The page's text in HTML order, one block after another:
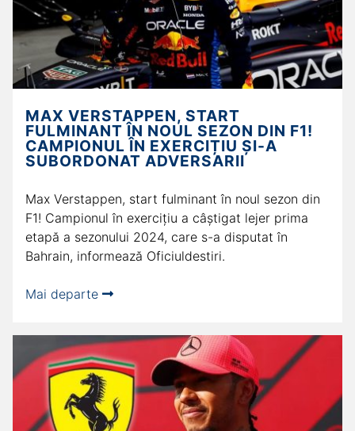
MAX VERSTAPPEN, START
FULMINANT ÎN NOUL SEZON DIN F1!
CAMPIONUL ÎN EXERCIȚIU ȘI-A
SUBORDONAT ADVERSARII
Max Verstappen, start fulminant în noul sezon din
F1! Campionul în exercițiu a câștigat lejer prima
etapă a sezonului 2024, care s-a disputat în
Bahrain, informează Oficiuldestiri.
Mai departe